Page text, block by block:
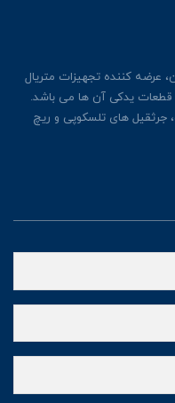
عرضه کننده تجهیزات متریال
قطعات یدکی آن ها می باشد.
های تلسکوپی و ریچ